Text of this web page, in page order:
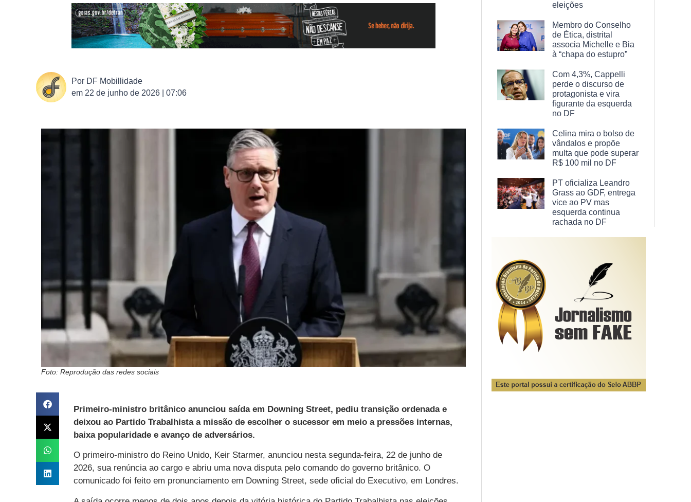
Por DF Mobillidade
em 22 de junho de 2026 | 07:06
Foto: Reprodução das redes sociais
Primeiro-ministro britânico anunciou saída em Downing Street, pediu transição ordenada e
deixou ao Partido Trabalhista a missão de escolher o sucessor em meio a pressões internas,
baixa popularidade e avanço de adversários.
O primeiro-ministro do Reino Unido, Keir Starmer, anunciou nesta segunda-feira, 22 de junho de
2026, sua renúncia ao cargo e abriu uma nova disputa pelo comando do governo britânico. O
comunicado foi feito em pronunciamento em Downing Street, sede oficial do Executivo, em Londres.
eleições
Membro do Conselho
de Ética, distrital
associa Michelle e Bia
à “chapa do estupro”
Com 4,3%, Cappelli
perde o discurso de
protagonista e vira
figurante da esquerda
no DF
Celina mira o bolso de
vândalos e propõe
multa que pode superar
R$ 100 mil no DF
PT oficializa Leandro
Grass ao GDF, entrega
vice ao PV mas
esquerda continua
rachada no DF